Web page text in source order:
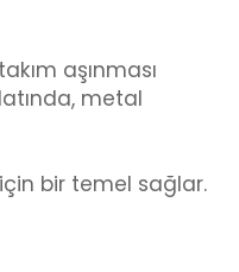
aşınması
metal
bir temel sağlar.